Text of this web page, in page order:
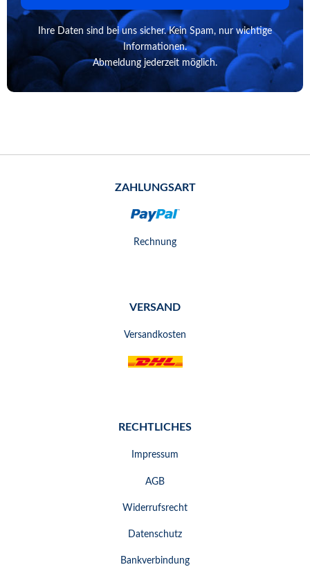
Ihre Daten sind bei uns sicher. Kein Spam, nur wichtige
Informationen.
Abmeldung jederzeit möglich.
ZAHLUNGSART
Rechnung
VERSAND
Versandkosten
RECHTLICHES
Impressum
AGB
Widerrufsrecht
Datenschutz
Bankverbindung